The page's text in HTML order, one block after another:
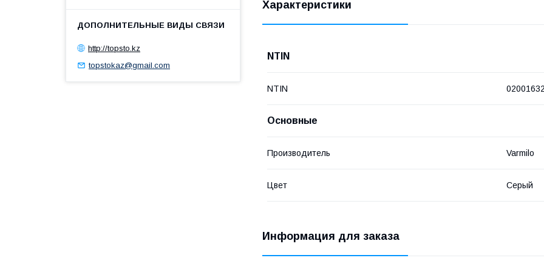
Характеристики
NTIN
NTIN
Основные
Производитель Varmilo
Цвет Серый
Информация для заказа
http://topsto.kz
topstokaz@gmail.com